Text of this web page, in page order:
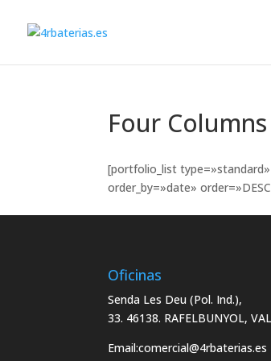
Four
[portfolio_list
order_by=»date»
Oficinas
Senda Les Deu (Pol. Ind.),
33. 46138. RAFELBUNYOL,
Email:comercial@4rbaterias.es